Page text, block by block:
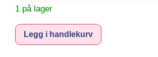
1 på lager
Legg i handlekurv